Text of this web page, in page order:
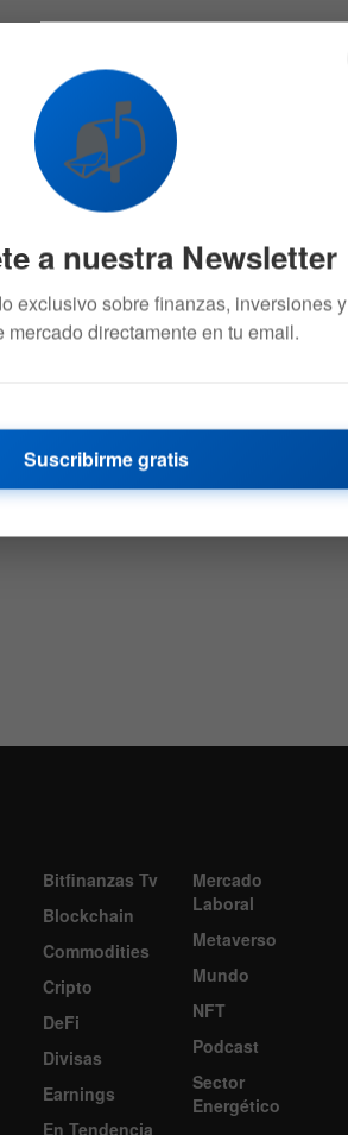
Bitfinanzas Tv
Blockchain
Commodities
Cripto
DeFi
Divisas
Earnings
En Tendencia
Mercado
Laboral
Metaverso
Mundo
NFT
Podcast
Sector
Energético
📬
a nuestra Newsletter
exclusivo sobre finanzas, inversiones y
mercado directamente en tu email.
Suscribirme gratis